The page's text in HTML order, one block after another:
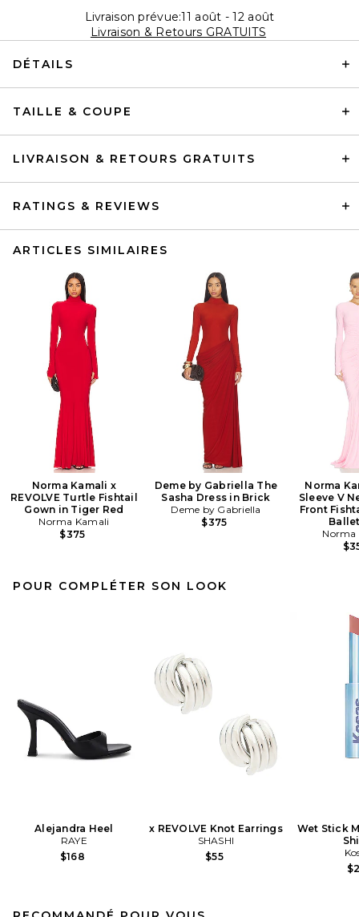
Livraison prévue:11 août - 12 août
Livraison & Retours GRATUITS
DÉTAILS
TAILLE & COUPE
LIVRAISON & RETOURS GRATUITS
RATINGS & REVIEWS
ARTICLES SIMILAIRES
Norma Kamali x
REVOLVE Turtle Fishtail
Gown in Tiger Red
Norma Kamali
$375
Deme by Gabriella The
Sasha Dress in Brick
Deme by Gabriella
$375
Norma
Sleeve V
Front
Norma
POUR COMPLÉTER SON LOOK
Alejandra Heel
RAYE
$168
x REVOLVE Knot Earrings
SHASHI
$55
Wet Stick